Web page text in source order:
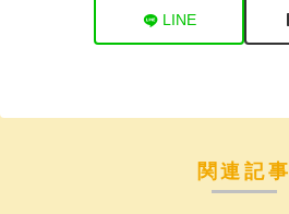
LINE
関連記事